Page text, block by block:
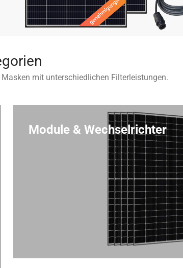
mit unterschiedlichen Filterleistungen.
Module & Wechselrichter